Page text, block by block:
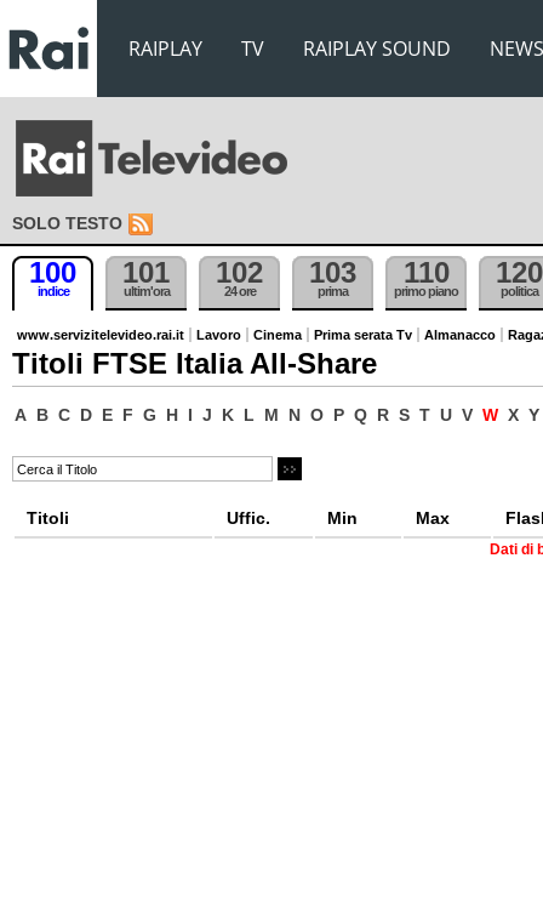
RAIPLAY TV RAIPLAY SOUND NEWS
SOLO TESTO
100
indice
101
ultim'ora
102
24 ore
103
prima
110
primo piano
120
politica
www.servizitelevideo.rai.it Lavoro Cinema Prima serata Tv Almanacco
Titoli FTSE Italia All-Share
A B C D E F G H I J K L M N O P Q R S T U V W X Y
Titoli Uffic. Min Max
Dati di